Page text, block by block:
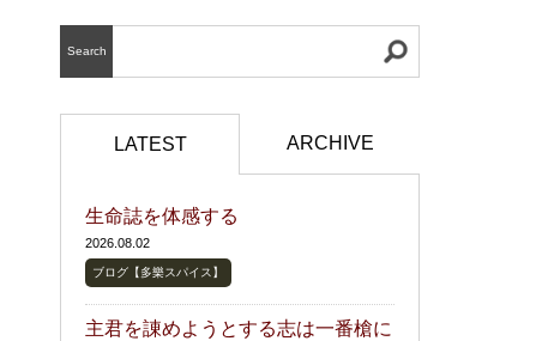
Search
LATEST ARCHIVE
生命誌を体感する
2026.08.02
ブログ【多樂スパイス】
主君を諌めようとする志は一番槍に